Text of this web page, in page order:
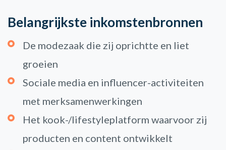
Belangrijkste inkomstenbronnen
De modezaak die zij oprichtte en liet
groeien
Sociale media en influencer-activiteiten
met merk­samenwerkingen
Het kook-/lifestyleplatform waarvoor zij
producten en content ontwikkelt